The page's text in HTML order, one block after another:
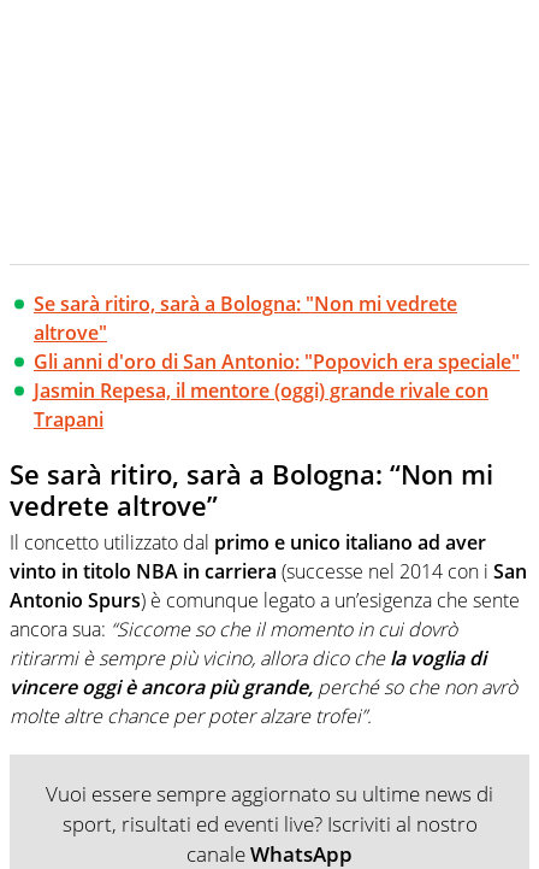
Se sarà ritiro, sarà a Bologna: "Non mi vedrete
altrove"
Gli anni d'oro di San Antonio: "Popovich era speciale"
Jasmin Repesa, il mentore (oggi) grande rivale con
Trapani
Se sarà ritiro, sarà a Bologna: “Non mi
vedrete altrove”
Il concetto utilizzato dal primo e unico italiano ad aver
vinto in titolo NBA in carriera (successe nel 2014 con i San
Antonio Spurs) è comunque legato a un’esigenza che sente
ancora sua: “Siccome so che il momento in cui dovrò
ritirarmi è sempre più vicino, allora dico chela voglia di
vincere oggi è ancora più grande, perché so che non avrò
molte altre chance per poter alzare trofei”.
Vuoi essere sempre aggiornato su ultime news di
sport, risultati ed eventi live? Iscriviti al nostro
canaleWhatsApp